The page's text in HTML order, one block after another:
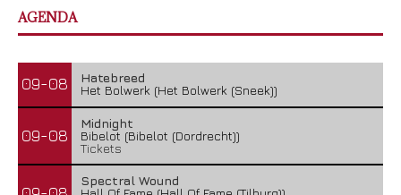
AGENDA
09-08
Hatebreed
Het Bolwerk (Het Bolwerk (Sneek))
09-08
Midnight
Bibelot (Bibelot (Dordrecht))
Tickets
Spectral Wound